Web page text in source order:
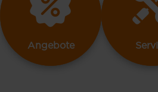
Angebote